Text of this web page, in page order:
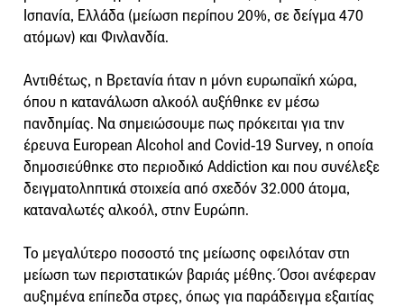
Ισπανία, Ελλάδα (μείωση περίπου 20%, σε δείγμα 470
ατόμων) και Φινλανδία.
Αντιθέτως, η Βρετανία ήταν η μόνη ευρωπαϊκή χώρα,
όπου η κατανάλωση αλκοόλ αυξήθηκε εν μέσω
πανδημίας. Να σημειώσουμε πως πρόκειται για την
έρευνα European Alcohol and Covid-19 Survey, η οποία
δημοσιεύθηκε στο περιοδικό Addiction και που συνέλεξε
δειγματοληπτικά στοιχεία από σχεδόν 32.000 άτομα,
καταναλωτές αλκοόλ, στην Ευρώπη.
Το μεγαλύτερο ποσοστό της μείωσης οφειλόταν στη
μείωση των περιστατικών βαριάς μέθης. Όσοι ανέφεραν
αυξημένα επίπεδα στρες, όπως για παράδειγμα εξαιτίας